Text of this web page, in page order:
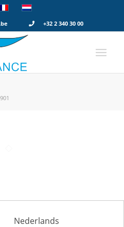
+32 2 340 30 00
Nederlands